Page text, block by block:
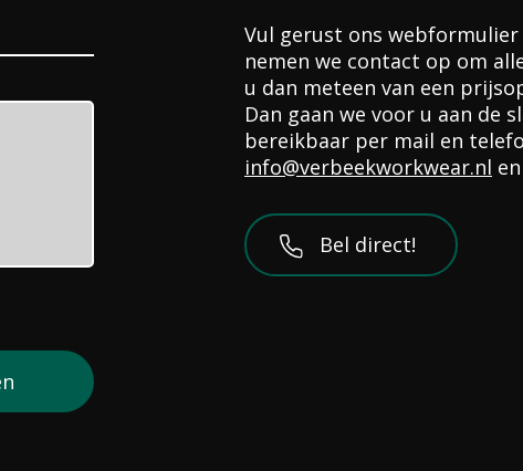
Vul gerust ons
nemen we contact op om
u dan meteen van een
Dan gaan we voor u aan de
bereikbaar per mail en
info@verbeekworkwear.nl en
Bel direct!